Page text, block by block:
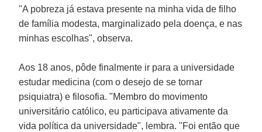
"A pobreza já estava presente na minha vida de filho
de família modesta, marginalizado pela doença, e nas
minhas escolhas", observa.
Aos 18 anos, pôde finalmente ir para a universidade
estudar medicina (com o desejo de se tornar
psiquiatra) e filosofia. "Membro do movimento
universitário católico, eu participava ativamente da
vida política da universidade", lembra. "Foi então que